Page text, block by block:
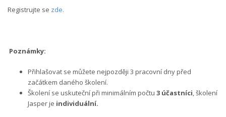
Registrujte se zde.
Poznámky:
Přihlašovat se můžete nejpozději 3 pracovní dny před
začátkem daného školení.
Školení se uskuteční při minimálním počtu 3 účastníci, školení
Jasper je individuální.